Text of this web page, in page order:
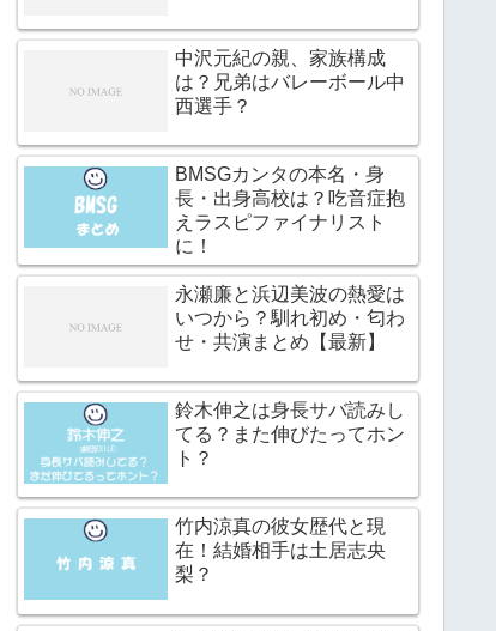
中沢元紀の親、家族構成
は？兄弟はバレーボール中
西選手？
BMSGカンタの本名・身
長・出身高校は？吃音症抱
えラスピファイナリスト
に！
永瀬廉と浜辺美波の熱愛は
いつから？馴れ初め・匂わ
せ・共演まとめ【最新】
鈴木伸之は身長サバ読みし
てる？また伸びたってホン
ト？
竹内涼真の彼女歴代と現
在！結婚相手は土居志央
梨？